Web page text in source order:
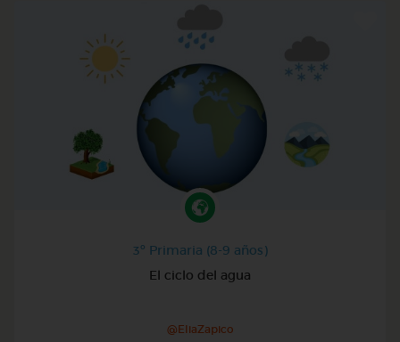
3º Primaria (8-9 años)
El ciclo del agua
@EliaZapico